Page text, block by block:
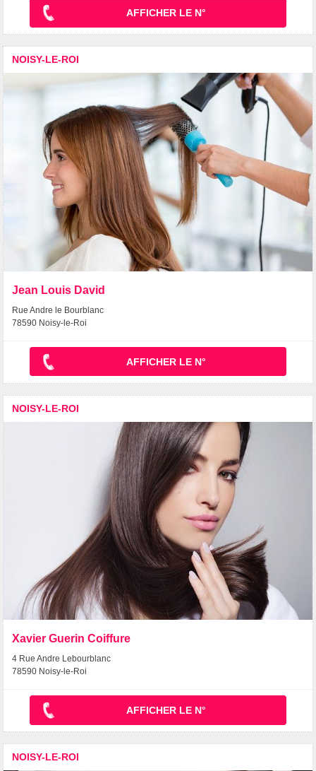
AFFICHER LE N°
NOISY-LE-ROI
Jean Louis David
Rue Andre le Bourblanc
78590 Noisy-le-Roi
AFFICHER LE N°
NOISY-LE-ROI
Xavier Guerin Coiffure
4 Rue Andre Lebourblanc
78590 Noisy-le-Roi
AFFICHER LE N°
NOISY-LE-ROI